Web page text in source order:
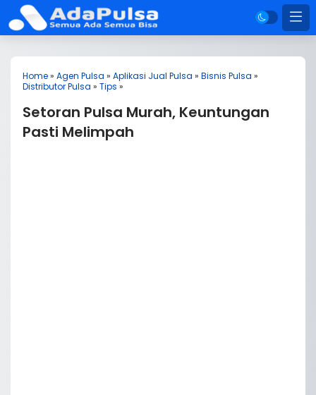
Home» Agen Pulsa » Aplikasi Jual Pulsa » Bisnis Pulsa »
Distributor Pulsa » Tips »
Setoran Pulsa Murah, Keuntungan
Pasti Melimpah